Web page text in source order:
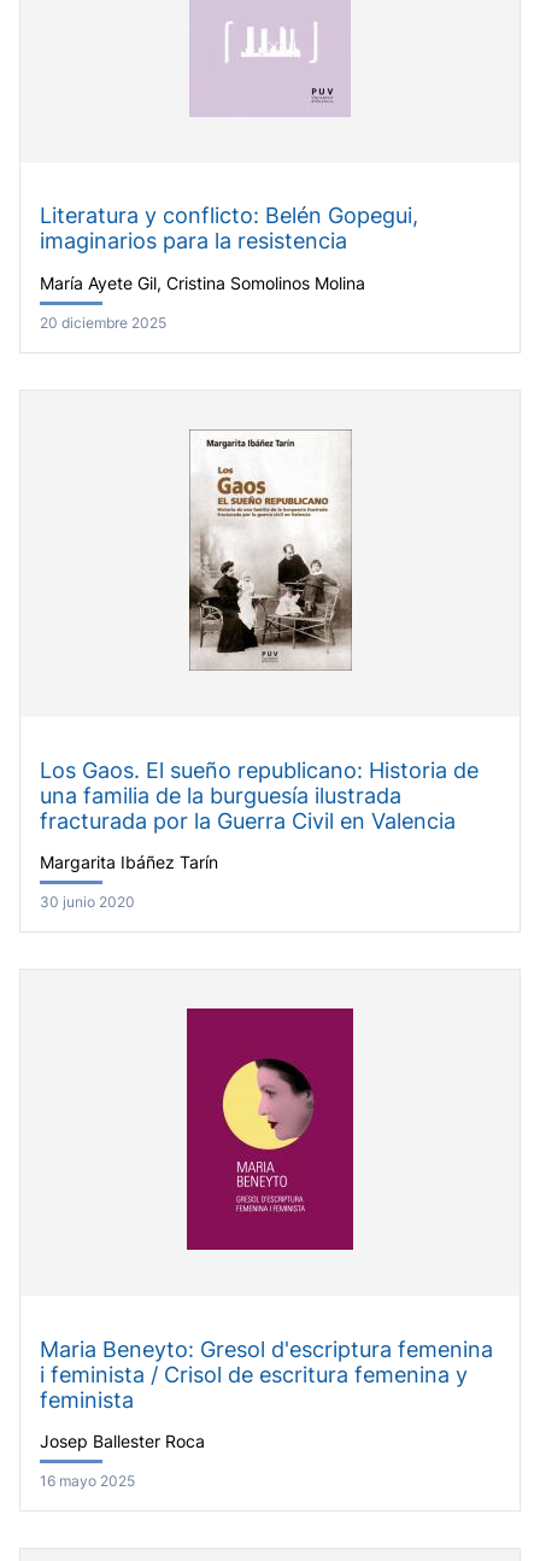
Literatura y conflicto: Belén Gopegui,
imaginarios para la resistencia
María Ayete Gil, Cristina Somolinos Molina
20 diciembre 2025
Los Gaos. El sueño republicano: Historia de
una familia de la burguesía ilustrada
fracturada por la Guerra Civil en Valencia
Margarita Ibáñez Tarín
30 junio 2020
Maria Beneyto: Gresol d'escriptura femenina
i feminista / Crisol de escritura femenina y
feminista
Josep Ballester Roca
16 mayo 2025